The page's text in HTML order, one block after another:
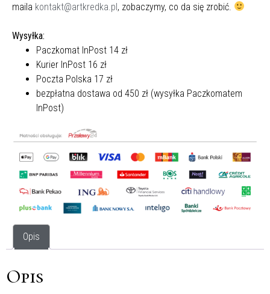
maila kontakt@artkredka.pl, zobaczymy, co da się zrobić.
Wysyłka:
Paczkomat InPost 14 zł
Kurier InPost 16 zł
Poczta Polska 17 zł
bezpłatna dostawa od 450 zł (wysyłka Paczkomatem
InPost)
Opis
Opis